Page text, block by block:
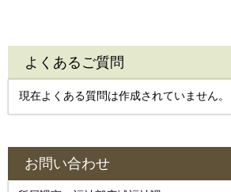
よくあるご質問
現在よくある質問は作成されていません。
お問い合わせ